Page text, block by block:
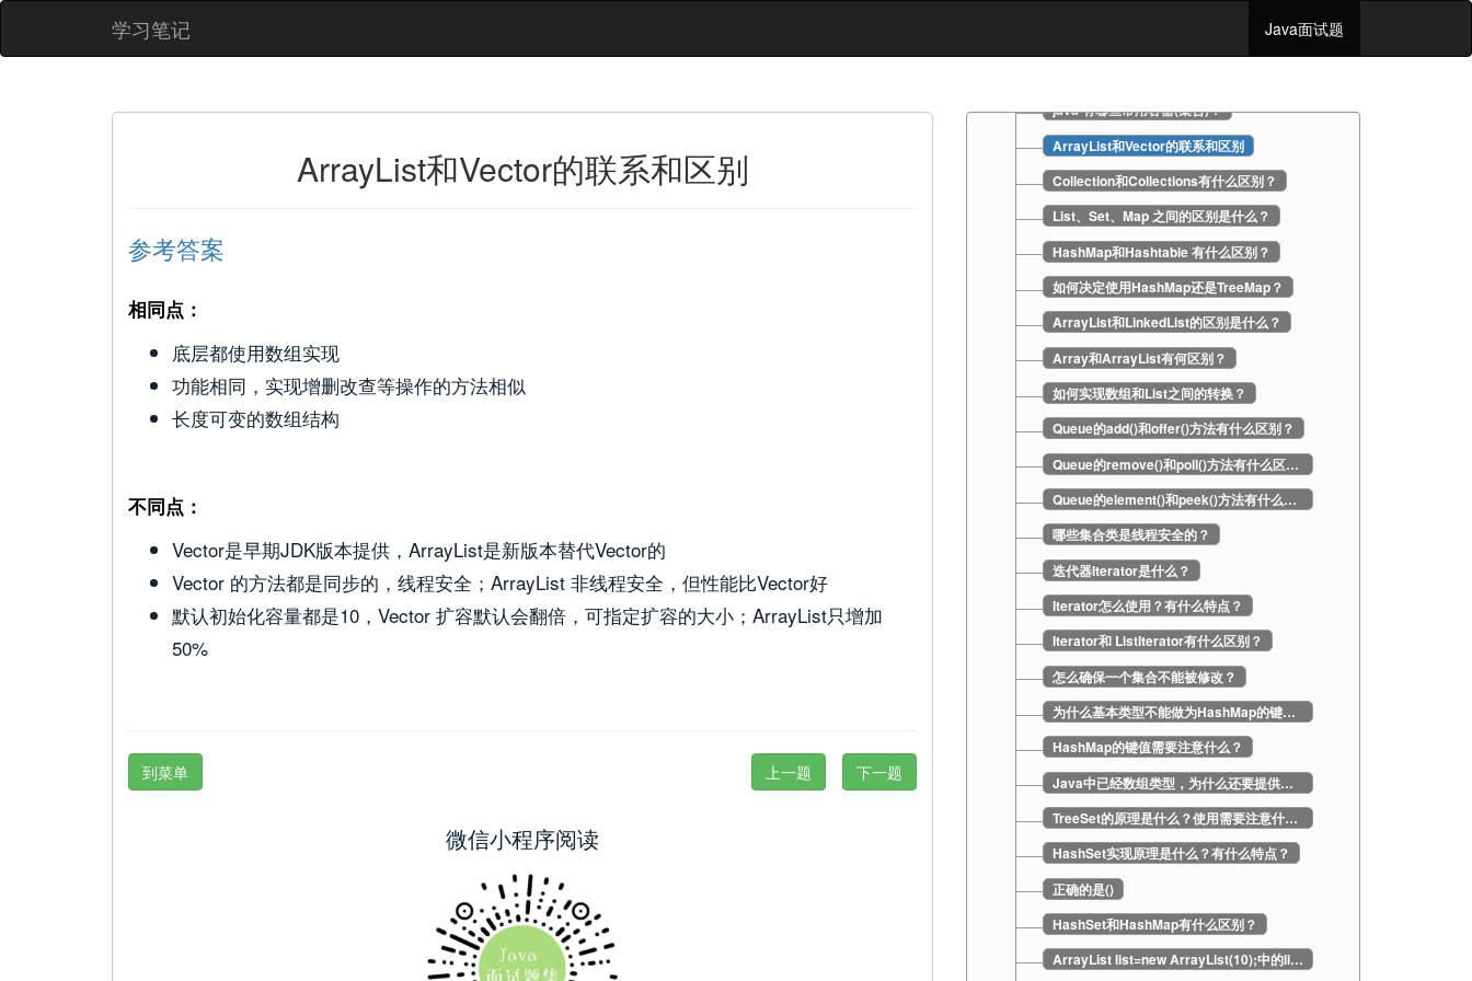
学习笔记 Java面试题
ArrayList和Vector的联系和区别
参考答案
相同点：
底层都使用数组实现
功能相同，实现增删改查等操作的方法相似
长度可变的数组结构
不同点：
Vector是早期JDK版本提供，ArrayList是新版本替代Vector的
Vector 的方法都是同步的，线程安全；ArrayList 非线程安全，但性能比Vector好
默认初始化容量都是10，Vector 扩容默认会翻倍，可指定扩容的大小；ArrayList只增加
50%
到菜单 下一题
上一题
微信小程序阅读
java 有哪些常用容器(集合)？
ArrayList和Vector的联系和区别
Collection和Collections有什么区别？
List、Set、Map 之间的区别是什么？
HashMap和Hashtable 有什么区别？
如何决定使用HashMap还是TreeMap？
ArrayList和LinkedList的区别是什么？
Array和ArrayList有何区别？
如何实现数组和List之间的转换？
Queue的add()和offer()方法有什么区别？
Queue的remove()和poll()方法有什么区别？
Queue的element()和peek()方法有什么区别？
哪些集合类是线程安全的？
迭代器Iterator是什么？
Iterator怎么使用？有什么特点？
Iterator和 ListIterator有什么区别？
怎么确保一个集合不能被修改？
为什么基本类型不能做为HashMap的键值？
HashMap的键值需要注意什么？
Java中已经数组类型，为什么还要提供集合？
TreeSet的原理是什么？使用需要注意什么？
HashSet实现原理是什么？有什么特点？
正确的是()
HashSet和HashMap有什么区别？
ArrayList list=new ArrayList(10);中的list扩容几次?